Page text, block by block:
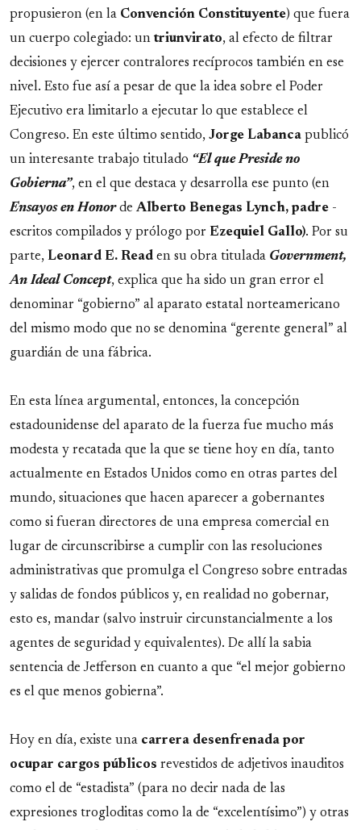
propusieron (en la Convención Constituyente) que fuera
un cuerpo colegiado: un triunvirato, al efecto de filtrar
decisiones y ejercer contralores recíprocos también en ese
nivel. Esto fue así a pesar de que la idea sobre el Poder
Ejecutivo era limitarlo a ejecutar lo que establece el
Congreso. En este último sentido, Jorge Labanca publicó
un interesante trabajo titulado “El que Preside no
Gobierna”, en el que destaca y desarrolla ese punto (en
Ensayos en Honorde Alberto Benegas Lynch, padre -
escritos compilados y prólogo por Ezequiel Gallo). Por su
parte, Leonard E. Read en su obra titulada Government,
An Ideal Concept, explica que ha sido un gran error el
denominar “gobierno” al aparato estatal norteamericano
del mismo modo que no se denomina “gerente general” al
guardián de una fábrica.
En esta línea argumental, entonces, la concepción
estadounidense del aparato de la fuerza fue mucho más
modesta y recatada que la que se tiene hoy en día, tanto
actualmente en Estados Unidos como en otras partes del
mundo, situaciones que hacen aparecer a gobernantes
como si fueran directores de una empresa comercial en
lugar de circunscribirse a cumplir con las resoluciones
administrativas que promulga el Congreso sobre entradas
y salidas de fondos públicos y, en realidad no gobernar,
esto es, mandar (salvo instruir circunstancialmente a los
agentes de seguridad y equivalentes). De allí la sabia
sentencia de Jefferson en cuanto a que “el mejor gobierno
es el que menos gobierna”.
Hoy en día, existe una carrera desenfrenada por
ocupar cargos públicos revestidos de adjetivos inauditos
como el de “estadista” (para no decir nada de las
expresiones trogloditas como la de “excelentísimo”) y otras